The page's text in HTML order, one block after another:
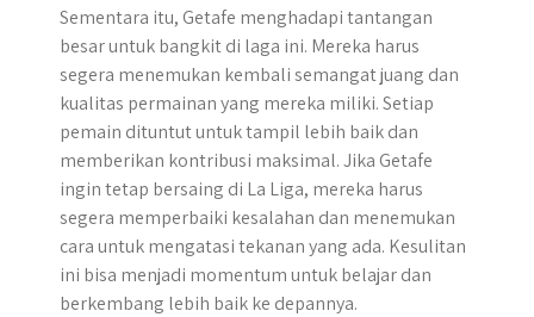
Sementara itu, Getafe menghadapi tantangan
besar untuk bangkit di laga ini. Mereka harus
segera menemukan kembali semangat juang dan
kualitas permainan yang mereka miliki. Setiap
pemain dituntut untuk tampil lebih baik dan
memberikan kontribusi maksimal. Jika Getafe
ingin tetap bersaing di La Liga, mereka harus
segera memperbaiki kesalahan dan menemukan
cara untuk mengatasi tekanan yang ada. Kesulitan
ini bisa menjadi momentum untuk belajar dan
berkembang lebih baik ke depannya.